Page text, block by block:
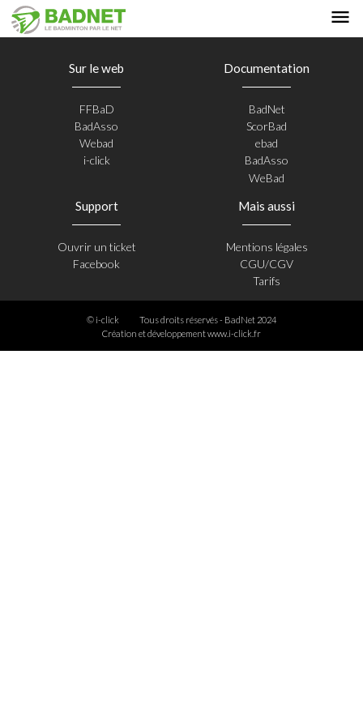
Sur le web
FFBaD
BadAsso
Webad
i-click
Documentation
BadNet
ScorBad
ebad
BadAsso
WeBad
Support
Ouvrir un ticket
Facebook
Mais aussi
Mentions légales
CGU/CGV
Tarifs
© i-click
Tous droits réservés - BadNet 2024
Création et développementwww.i-click.fr